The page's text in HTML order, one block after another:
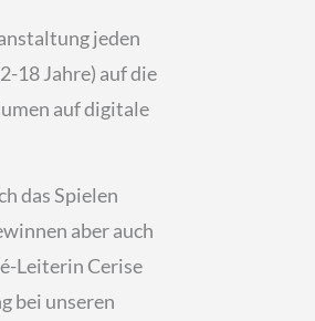
jeden
18 Jahre) auf die
auf digitale
das Spielen
aber auch
Leiterin Cerise
bei unseren